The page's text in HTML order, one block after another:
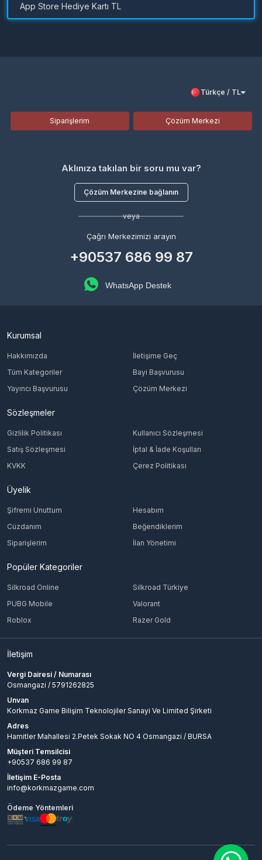
App Store Hediye Kartı TL
Türkçe / TL
Siparişlerim Çözüm Merkezi
Aklınıza takılan bir soru mu var?
Çözüm Merkezine bağlanın
veya
Çağrı Merkezimizi arayın
+90537 686 99 87
WhatsApp Destek
Kurumsal
Hakkımızda
İletişime Geç
Tüm Kategoriler
Bayi Başvurusu
Yayıncı Başvurusu
Çözüm Merkezi
Sözleşmeler
Gizlilik Politikası
Kullanıcı Sözleşmesi
Satış Sözleşmesi
İptal & İade Koşulları
KVKK
Çerez Politikası
Üyelik
Şifremi Unuttum
Hesabım
Cüzdanım
Beğendiklerim
Siparişlerim
İlan Yönetimi
Popüler Kategoriler
Silkroad Online
Silkroad Türkiye
PUBG Mobile
Valorant
Roblox
Razer Gold
İletişim
Vergi Dairesi / Numarası
Osmangazi / 5791262825
Unvan
Korkmaz Game Bilişim Teknolojiler Sanayi Ve Limited Şirketi
Adres
Hamitler Mahallesi 2.Petek Sokak NO 4 Osmangazi / BURSA
Müşteri Temsilcisi
+90537 686 99 87
İletişim E-Posta
info@korkmazgame.com
Ödeme Yöntemleri